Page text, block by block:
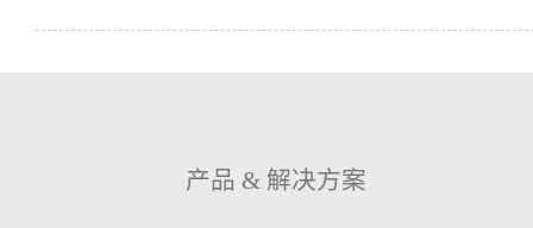
产品 & 解决方案